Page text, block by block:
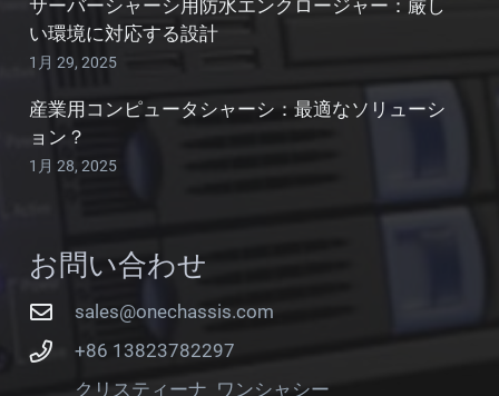
サーバーシャーシ用防水エンクロージャー：厳し
い環境に対応する設計
1月 29, 2025
産業用コンピュータシャーシ：最適なソリューシ
ョン？
1月 28, 2025
お問い合わせ
sales@onechassis.com
+86 13823782297
クリスティーナ_ワンシャシー